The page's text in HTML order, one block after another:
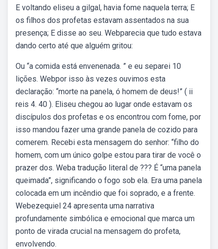
E voltando eliseu a gilgal, havia fome naquela terra; E
os filhos dos profetas estavam assentados na sua
presença; E disse ao seu. Webparecia que tudo estava
dando certo até que alguém gritou:
Ou “a comida está envenenada. ” e eu separei 10
lições. Webpor isso às vezes ouvimos esta
declaração: “morte na panela, ó homem de deus!” ( ii
reis 4. 40 ). Eliseu chegou ao lugar onde estavam os
discípulos dos profetas e os encontrou com fome, por
isso mandou fazer uma grande panela de cozido para
comerem. Recebi esta mensagem do senhor: “fi­lho do
homem, com um único golpe estou para tirar de você o
prazer dos. Weba tradução literal de ??? É “uma panela
queimada”, significando o fogo sob ela. Era uma panela
colocada em um incêndio que foi soprado, e a frente.
Webezequiel 24 apresenta uma narrativa
profundamente simbólica e emocional que marca um
ponto de virada crucial na mensagem do profeta,
envolvendo.